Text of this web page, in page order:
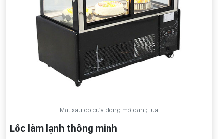
Mặt sau có cửa đóng mở dạng lùa
Lốc làm lạnh thông minh